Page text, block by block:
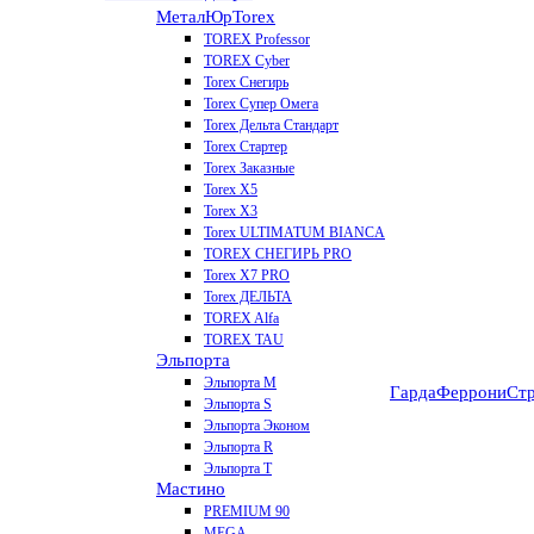
МеталЮрTorex
TOREX Professor
TOREX Cyber
Torex Снегирь
Torex Супер Омега
Torex Дельта Стандарт
Torex Стартер
Torex Заказные
Torex Х5
Torex Х3
Torex ULTIMATUM BIANCA
TOREX СНЕГИРЬ PRO
Torex X7 PRO
Torex ДЕЛЬТА
TOREX Alfa
TOREX TAU
Эльпорта
Эльпорта M
Эльпорта S
Эльпорта Эконом
Эльпорта R
Эльпорта Т
Мастино
PREMIUM 90
ГардаФеррони